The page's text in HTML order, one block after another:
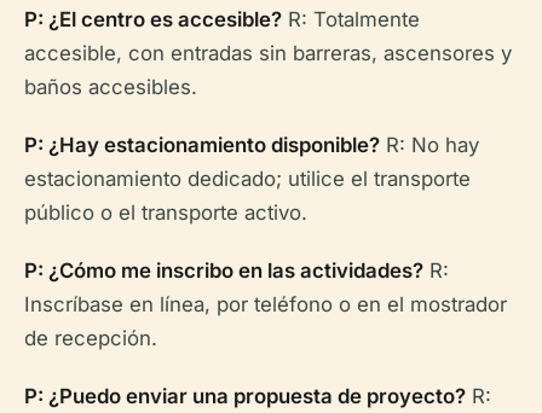
P: ¿El centro es accesible? R: Totalmente
accesible, con entradas sin barreras, ascensores y
baños accesibles.
P: ¿Hay estacionamiento disponible? R: No hay
estacionamiento dedicado; utilice el transporte
público o el transporte activo.
P: ¿Cómo me inscribo en las actividades? R:
Inscríbase en línea, por teléfono o en el mostrador
de recepción.
P: ¿Puedo enviar una propuesta de proyecto? R: